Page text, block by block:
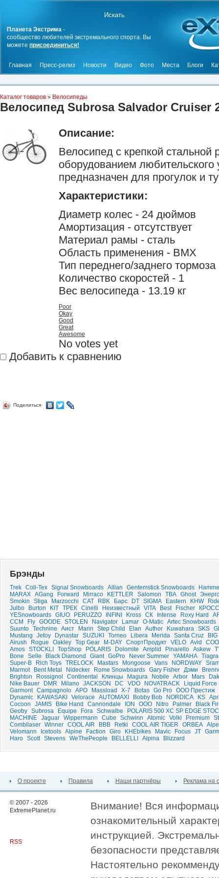
Планета Экстрима -
сообщество любителей экстремального спорта. Вы
можете присоединиться!
Главная Пресс-релиз Новости Видео Фото Места Блоги
Каталог товаров » Велосипеды
Велосипед Subrosa Salvador Cruiser
Описание:
Велосипед с крепкой
оборудованием любительского
предназначен для прогулок и
Характеристики:
Диаметр колес - 24 дюймов
Амортизация - отсутствует
Материал рамы - сталь
Область применения - BMX
Тип переднего/заднего
Количество скоростей - 1
Вес велосипеда - 13.19 кг
Poor
Okay
Good
Great
Awesome
No votes yet
Добавить к сравнению
Поделиться
Брэнды
Trek Coll-Tex Signal Snowboards Allian Gentemstick Snowboards
MARAX AGang Forward Mirraco KETTLER Salomon TBA Ghost
Smokin
Stiga Marzocchi CAT RBK Барс DT SIGMA Eastern KHW
Julbo
Burton KIT ТРЕК Cinelli Неизвестный VITA Best Fischer
КРОСС
YESnowboards GIUO PERUZZO INFINI Kross СК Intense Roxy Hard
CCM
Fly GOODE STOLEN Navigator Lamar O-Matic Artec Snowboards
Suunto Technine Аист Marin Step Child Elan Author Kuwahara SKS
Mustang
Jetoy Dynastar SUZUKI Torneo Libera Merida Santa Cruz
Airush
Rogue Oakley Top Gear M-DAY СпортПродукт VELO Avid
Amos STOCKLI TopShop POLARIS Dolomite Amplid Pinarello Askew
Bone
Selle Black Diamond Giant GoPro Never Summer YAMAHA Tiagra
Super-B
Rich Toys TRELOCK Mastars Mongoose Vans NORDWAY
Marmot
Bent Metal Nidecker Rome Snowboards Gary Fisher Дэми
Brighton
Rossignol Continental Клинцы Magura Nobile Arbor Mars
Nike Bauer
DMR Milano JACKSON DC VDO NOVATRACK
Liquid Force
Garmont Campagnolo APO Massload X-7 Botas Go Pro ООО Престиж
Dynamic
KAWASAKI Velorace AUTOMAXI Bobby Bob NORDICA KS
Cocoon
JAMIS Bike Hand Cannondale ION ООО Nitro Palmer
Black
Geoby Subrosa Equipe Fora Schwalbe
POLARIS 500 XC SP EDGE
MACHINE Jaguar Wippermann Cube Schwinn Atomic Volkl Premium
Combilaser Winner COOL AIR BBB Retki COOL AIR TIGER ORBEA
Velomann
Icetools Alpine Faction Giro KHEbikes Mavic Focus JT
Haro Scott Stevens WeThePeople BELLELLI Alpina Blizzard
О проекте Правила Наши партнёры Реклама на
© 2007 - 2026
ExtremePlanet.ru
RSS
Внимание! Вся
ознакомительный
инструкцией.
безопасности
Настоятельно